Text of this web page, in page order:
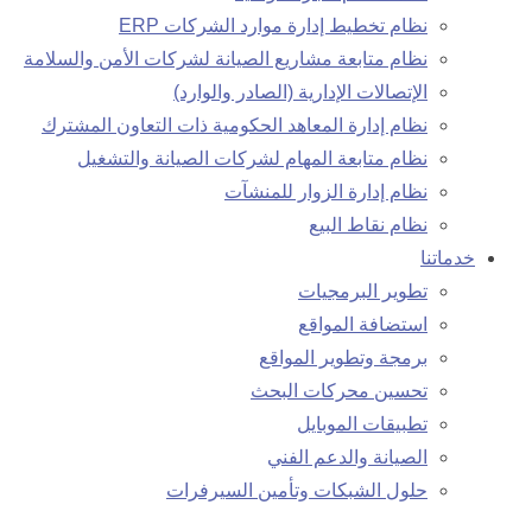
نظام تخطيط إدارة موارد الشركات ERP
نظام متابعة مشاريع الصيانة لشركات الأمن والسلامة
الإتصالات الإدارية (الصادر والوارد)
نظام إدارة المعاهد الحكومية ذات التعاون المشترك
نظام متابعة المهام لشركات الصيانة والتشغيل
نظام إدارة الزوار للمنشآت
نظام نقاط البيع
خدماتنا
تطوير البرمجيات
استضافة المواقع
برمجة وتطوير المواقع
تحسين محركات البحث
تطبيقات الموبايل
الصيانة والدعم الفني
حلول الشبكات وتأمين السيرفرات